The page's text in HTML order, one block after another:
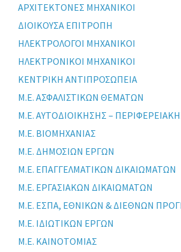
ΑΡΧΙΤΕΚΤΟΝΕΣ ΜΗΧΑΝΙΚΟΙ
ΔΙΟΙΚΟΥΣΑ ΕΠΙΤΡΟΠΗ
ΗΛΕΚΤΡΟΛΟΓΟΙ ΜΗΧΑΝΙΚΟΙ
ΗΛΕΚΤΡΟΝΙΚΟΙ ΜΗΧΑΝΙΚΟΙ
ΚΕΝΤΡΙΚΗ ΑΝΤΙΠΡΟΣΩΠΕΙΑ
Μ.Ε. ΑΣΦΑΛΙΣΤΙΚΩΝ ΘΕΜΑΤΩΝ
Μ.Ε. ΑΥΤΟΔΙΟΙΚΗΣΗΣ –
Μ.Ε. ΒΙΟΜΗΧΑΝΙΑΣ
Μ.Ε. ΔΗΜΟΣΙΩΝ ΕΡΓΩΝ
Μ.Ε. ΕΠΑΓΓΕΛΜΑΤΙΚΩΝ ΔΙΚΑΙΩΜΑΤΩΝ
Μ.Ε. ΕΡΓΑΣΙΑΚΩΝ ΔΙΚΑΙΩΜΑΤΩΝ
Μ.Ε. ΕΣΠΑ, ΕΘΝΙΚΩΝ & ΔΙΕΘΝΩΝ
Μ.Ε. ΙΔΙΩΤΙΚΩΝ ΕΡΓΩΝ
Μ.Ε. ΚΑΙΝΟΤΟΜΙΑΣ